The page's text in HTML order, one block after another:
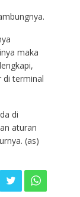
maka
di terminal
di
aturan
(as)